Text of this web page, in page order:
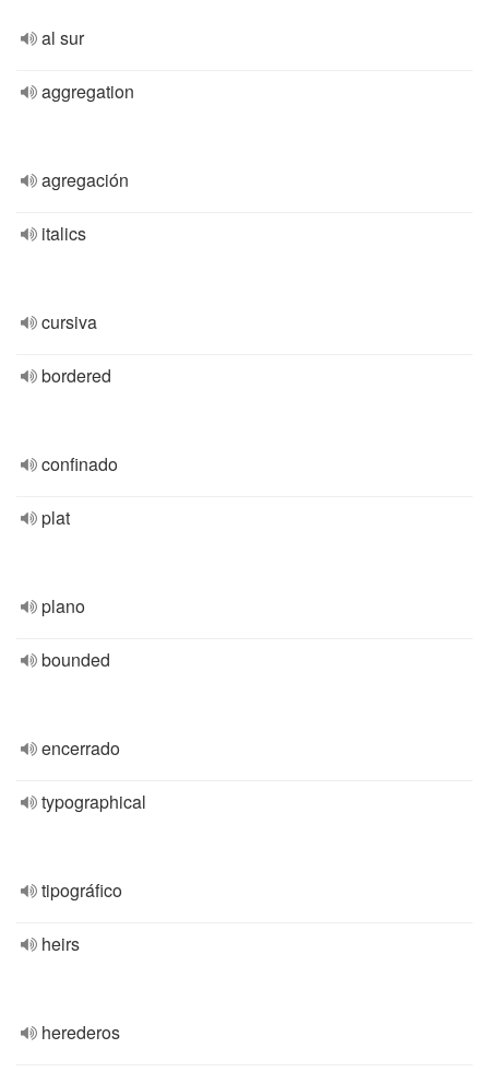
al sur
aggregation
agregación
italics
cursiva
bordered
confinado
plat
plano
bounded
encerrado
typographical
tipográfico
heirs
herederos